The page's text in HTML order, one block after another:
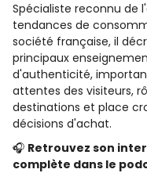
Spécialiste reconnu de
tendances de
société française, il
principaux
d'authenticité,
attentes des visiteurs,
destinations et place
décisions d'achat.
🎧 Retrouvez son
complète dans le